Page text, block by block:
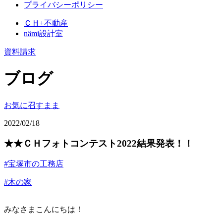
プライバシーポリシー
ＣＨ+不動産
nämi設計室
資料請求
ブログ
お気に召すまま
2022/02/18
★★ＣＨフォトコンテスト2022結果発表！！
#宝塚市の工務店
#木の家
みなさまこんにちは！